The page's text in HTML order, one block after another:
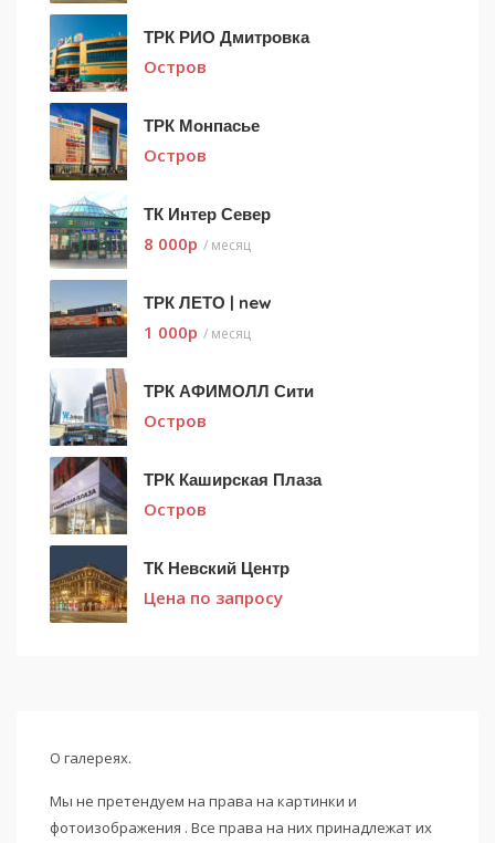
ТРК РИО Дмитровка
Остров
ТРК Монпасье
Остров
ТК Интер Север
8 000p / месяц
ТРК ЛЕТО | new
1 000p / месяц
ТРК АФИМОЛЛ Сити
Остров
ТРК Каширская Плаза
Остров
ТК Невский Центр
Цена по запросу
О галереях.
Мы не претендуем на права на картинки и
фотоизображения . Все права на них принадлежат их